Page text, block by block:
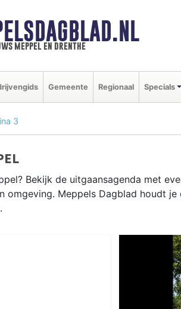
meppel en drenthe
Gemeente Regionaal Specials
3
Bekijk de uitgaansagenda met
omgeving. Meppels Dagblad houdt
evenementen tot muziekfestivals en